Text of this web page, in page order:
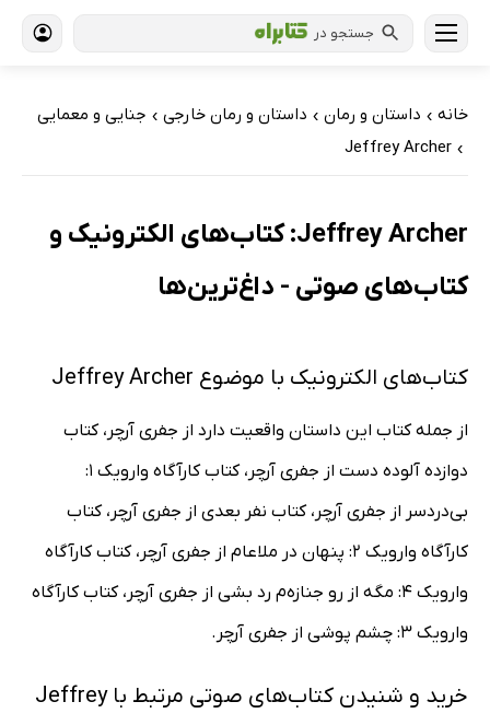
جستجو در
خانه › داستان و رمان › داستان و رمان خارجی › جنایی و معمایی
›
Jeffrey Archer
Jeffrey Archer: کتاب‌های الکترونیک و
کتاب‌های صوتی - داغ‌ترین‌ها
کتاب‌های الکترونیک با موضوع Jeffrey Archer
از جمله کتاب این داستان واقعیت دارد از جفری آرچر، کتاب
دوازده آلوده دست از جفری آرچر، کتاب کارآگاه وارویک 1:
بی‌دردسر از جفری آرچر، کتاب نفر بعدی از جفری آرچر، کتاب
کارآگاه وارویک 2: پنهان در ملاعام از جفری آرچر، کتاب کارآگاه
وارویک 4: مگه از رو جنازه‌م رد بشی از جفری آرچر، کتاب کارآگاه
وارویک 3: چشم پوشی از جفری آرچر.
خرید و شنیدن کتاب‌های صوتی مرتبط با Jeffrey